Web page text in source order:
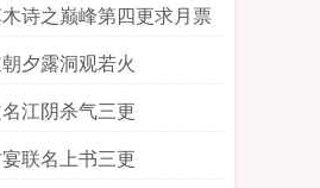
诗之巅峰第四更求月票
夕露洞观若火
江阴杀气三更
联名上书三更